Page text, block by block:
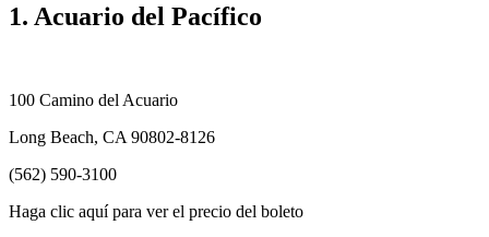
1. Acuario del Pacífico
100 Camino del Acuario
Long Beach, CA 90802-8126
(562) 590-3100
Haga clic aquí para ver el precio del boleto